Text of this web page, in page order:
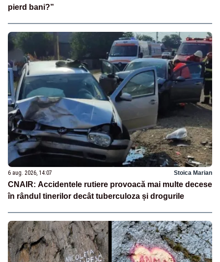
pierd bani?”
6 aug. 2026, 14:07 Stoica Marian
CNAIR: Accidentele rutiere provoacă mai multe decese
în rândul tinerilor decât tuberculoza și drogurile